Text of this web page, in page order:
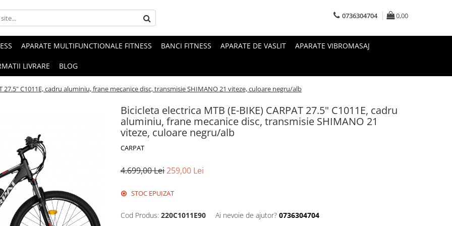
0736304704 0,00
APARATE MULTIFUNCTIONALE FITNESS BANCI FITNESS APARATE DE VASLIT APARATE VIBROMASAJ
LIVRARE BLOG
27.5" C1011E, cadru aluminiu, frane mecanice disc, transmisie SHIMANO 21 viteze, culoare negru/alb
Bicicleta electrica MTB (E-BIKE) CARPAT 27.5" C1011E, cadru
aluminiu, frane mecanice disc, transmisie SHIMANO 21
viteze, culoare negru/alb
CARPAT
4.699,00 Lei259,00 Lei
STOC EPUIZAT
Cod Produs: 220C1011E90 Ai nevoie de ajutor? 0736304704